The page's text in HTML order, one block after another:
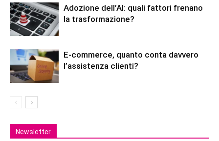
Adozione dell’AI: quali fattori frenano
la trasformazione?
E-commerce, quanto conta davvero
l’assistenza clienti?
Newsletter